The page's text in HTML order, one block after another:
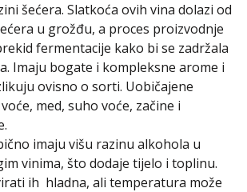
šećera. Slatkoća ovih vina dolazi od
u grožđu, a proces proizvodnje
fermentacije kako bi se zadržala
Imaju bogate i kompleksne arome i
ovisno o sorti. Uobičajene
med, suho voće, začine i
imaju višu razinu alkohola u
vinima, što dodaje tijelo i toplinu.
ih hladna, ali temperatura može